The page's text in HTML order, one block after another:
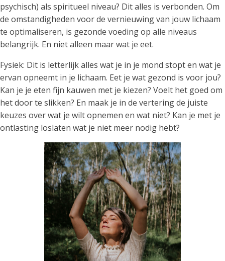
psychisch) als spiritueel niveau? Dit alles is verbonden. Om
de omstandigheden voor de vernieuwing van jouw lichaam
te optimaliseren, is gezonde voeding op alle niveaus
belangrijk. En niet alleen maar wat je eet.
Fysiek: Dit is letterlijk alles wat je in je mond stopt en wat je
ervan opneemt in je lichaam. Eet je wat gezond is voor jou?
Kan je je eten fijn kauwen met je kiezen? Voelt het goed om
het door te slikken? En maak je in de vertering de juiste
keuzes over wat je wilt opnemen en wat niet? Kan je met je
ontlasting loslaten wat je niet meer nodig hebt?